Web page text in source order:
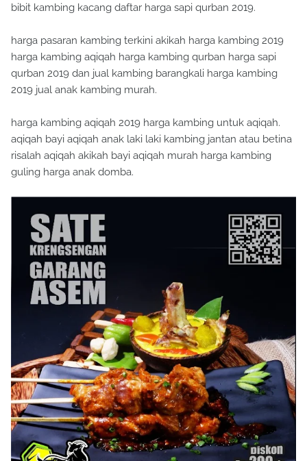
bibit kambing kacang daftar harga sapi qurban 2019.
harga pasaran kambing terkini akikah harga kambing 2019
harga kambing aqiqah harga kambing qurban harga sapi
qurban 2019 dan jual kambing barangkali harga kambing
2019 jual anak kambing murah.
harga kambing aqiqah 2019 harga kambing untuk aqiqah.
aqiqah bayi aqiqah anak laki laki kambing jantan atau betina
risalah aqiqah akikah bayi aqiqah murah harga kambing
guling harga anak domba.